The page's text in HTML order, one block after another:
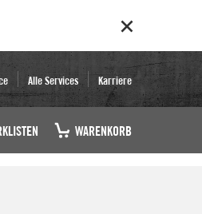
Alle Services Karriere
WARENKORB